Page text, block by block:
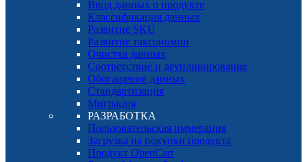
Ввод данных о продукте
Классификация данных
Развитие SKU
Развитие таксономии
Очистка данных
Соответствие и деупливирование
Обогащение данных
Стандартизация
Миграция
РАЗРАБОТКА
Пользовательская иммерация
Загрузка на покупки продукта
Продукт OpenCart